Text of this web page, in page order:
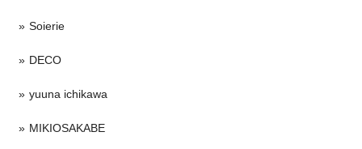
Soierie
DECO
yuuna ichikawa
MIKIOSAKABE